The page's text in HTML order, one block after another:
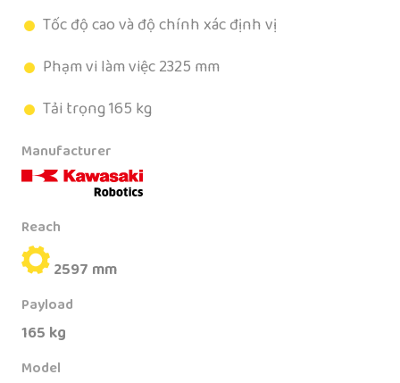
Tốc độ cao và độ chính xác định vị
Phạm vi làm việc 2325 mm
Tải trọng 165 kg
Manufacturer
Reach
2597 mm
Payload
165 kg
Model